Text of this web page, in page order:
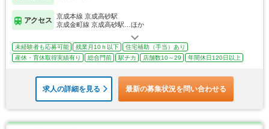
アクセス
京成本線 京成高砂駅
京成金町線 京成高砂駅…ほか
未経験者も応募可能 残業月10ｈ以下
住宅補助（手当）あり
産休・育休取得実績有り
総合門前 駅チカ 店舗数10～29 年間休日120日以上
求人の詳細を見る 最新の募集状況を問い合わせる